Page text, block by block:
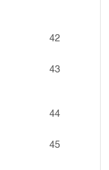
42
43
44
45